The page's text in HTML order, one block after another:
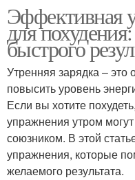
Эффективная
для
быстрого
Утренняя зарядка – это
повысить уровень
Если вы хотите
упражнения утром
союзником. В этой
упражнения, которые
желаемого результата.